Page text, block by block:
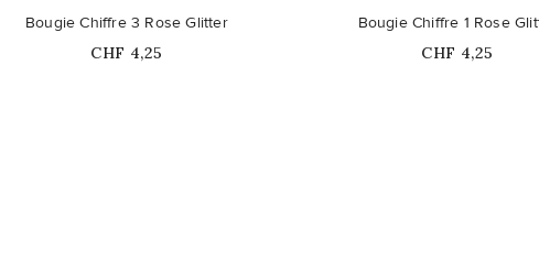
Ce produit n'est plus disponible en
stock
Bougie Chiffre 3 Rose Glitter
Prix
CHF 4,25
Ce produit n'est plus
stock
Bougie Chiffre 1 Rose
Prix
CHF 4,25